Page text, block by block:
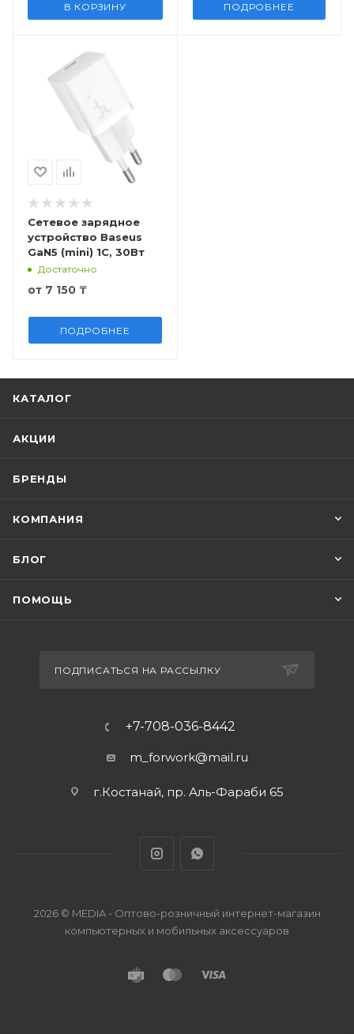
В КОРЗИНУ ПОДРОБНЕЕ
Сетевое зарядное
устройство Baseus
GaN5 (mini) 1C, 30Вт
Достаточно
от 7 150 ₸
ПОДРОБНЕЕ
КАТАЛОГ
АКЦИИ
БРЕНДЫ
КОМПАНИЯ
БЛОГ
ПОМОЩЬ
ПОДПИСАТЬСЯ НА РАССЫЛКУ
+7-708-036-8442
m_forwork@mail.ru
г.Костанай, пр. Аль-Фараби 65
2026 © MEDIA - Оптово-розничный интернет-магазин
компьютерных и мобильных аксессуаров